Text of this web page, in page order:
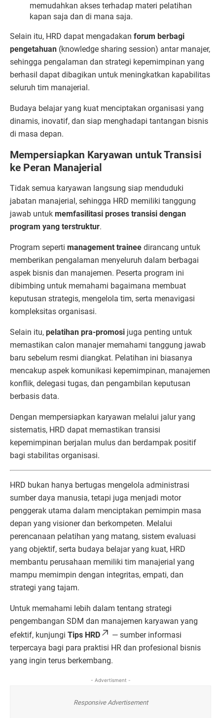
memudahkan akses terhadap materi pelatihan
kapan saja dan di mana saja.
Selain itu, HRD dapat mengadakan forum berbagi
pengetahuan (knowledge sharing session) antar manajer,
sehingga pengalaman dan strategi kepemimpinan yang
berhasil dapat dibagikan untuk meningkatkan kapabilitas
seluruh tim manajerial.
Budaya belajar yang kuat menciptakan organisasi yang
dinamis, inovatif, dan siap menghadapi tantangan bisnis
di masa depan.
Mempersiapkan Karyawan untuk Transisi
ke Peran Manajerial
Tidak semua karyawan langsung siap menduduki
jabatan manajerial, sehingga HRD memiliki tanggung
jawab untuk memfasilitasi proses transisi dengan
program yang terstruktur.
Program seperti management trainee dirancang untuk
memberikan pengalaman menyeluruh dalam berbagai
aspek bisnis dan manajemen. Peserta program ini
dibimbing untuk memahami bagaimana membuat
keputusan strategis, mengelola tim, serta menavigasi
kompleksitas organisasi.
Selain itu, pelatihan pra-promosi juga penting untuk
memastikan calon manajer memahami tanggung jawab
baru sebelum resmi diangkat. Pelatihan ini biasanya
mencakup aspek komunikasi kepemimpinan, manajemen
konflik, delegasi tugas, dan pengambilan keputusan
berbasis data.
Dengan mempersiapkan karyawan melalui jalur yang
sistematis, HRD dapat memastikan transisi
kepemimpinan berjalan mulus dan berdampak positif
bagi stabilitas organisasi.
HRD bukan hanya bertugas mengelola administrasi
sumber daya manusia, tetapi juga menjadi motor
penggerak utama dalam menciptakan pemimpin masa
depan yang visioner dan berkompeten. Melalui
perencanaan pelatihan yang matang, sistem evaluasi
yang objektif, serta budaya belajar yang kuat, HRD
membantu perusahaan memiliki tim manajerial yang
mampu memimpin dengan integritas, empati, dan
strategi yang tajam.
Untuk memahami lebih dalam tentang strategi
pengembangan SDM dan manajemen karyawan yang
efektif, kunjungi Tips HRD
— sumber informasi
terpercaya bagi para praktisi HR dan profesional bisnis
yang ingin terus berkembang.
- Advertisment -
Responsive Advertisement